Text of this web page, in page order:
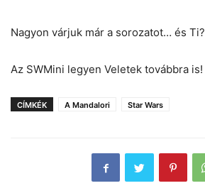
Nagyon várjuk már a sorozatot… és Ti?
Az SWMini legyen Veletek továbbra is!
CÍMKÉK A Mandalori Star Wars